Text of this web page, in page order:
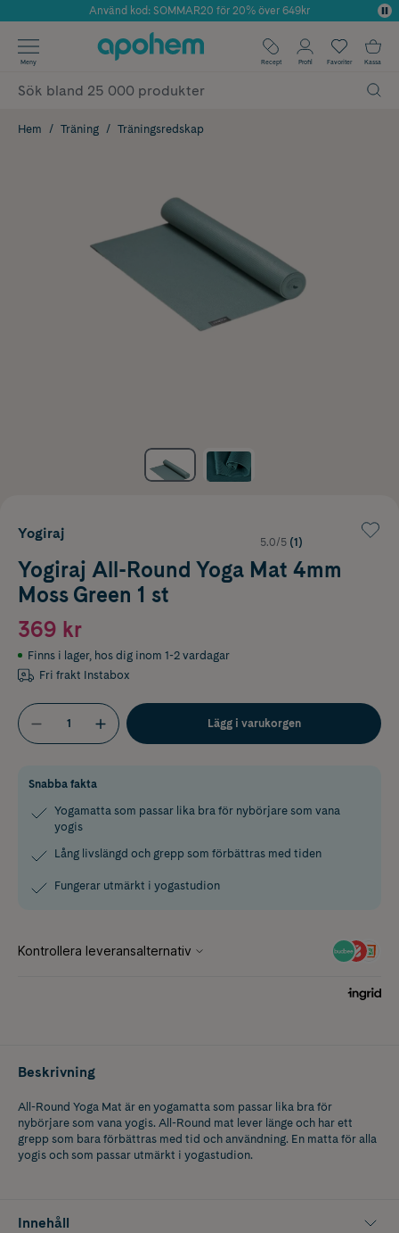
Årets Butik 2025 inom Skönhet
Använd kod: SOMMAR20 för 20% över 649kr
✓ Fri frakt
✓ Poäng på alla köp*
Meny Recept Profil Favoriter Kassa
Hem Träning Träningsredskap
Yogiraj
5.0/5 (1)
Yogiraj All-Round Yoga Mat 4mm
Moss Green 1 st
369 kr
Finns i lager, hos dig inom 1-2 vardagar
Fri frakt Instabox
Lägg i varukorgen
Snabba fakta
Yogamatta som passar lika bra för nybörjare som vana
yogis
Lång livslängd och grepp som förbättras med tiden
Fungerar utmärkt i yogastudion
Beskrivning
All-Round Yoga Mat är en yogamatta som passar lika bra för
nybörjare som vana yogis. All-Round mat lever länge och har ett
grepp som bara förbättras med tid och användning. En matta för alla
yogis och som passar utmärkt i yogastudion.
Innehåll